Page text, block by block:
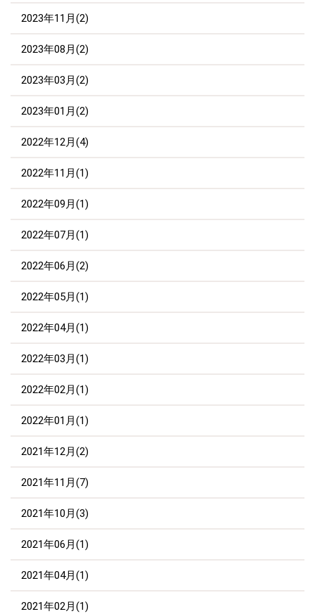
2023年11月(2)
2023年08月(2)
2023年03月(2)
2023年01月(2)
2022年12月(4)
2022年11月(1)
2022年09月(1)
2022年07月(1)
2022年06月(2)
2022年05月(1)
2022年04月(1)
2022年03月(1)
2022年02月(1)
2022年01月(1)
2021年12月(2)
2021年11月(7)
2021年10月(3)
2021年06月(1)
2021年04月(1)
2021年02月(1)